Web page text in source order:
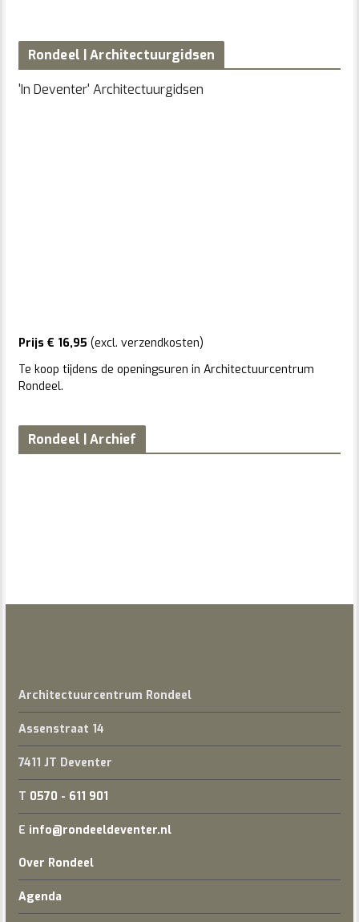
Rondeel | Architectuurgidsen
'In Deventer' Architectuurgidsen
Prijs € 16,95 (excl. verzendkosten)
Te koop tijdens de openingsuren in Architectuurcentrum
Rondeel.
Rondeel | Archief
Architectuurcentrum Rondeel
Assenstraat 14
7411 JT Deventer
T 0570 - 611 901
E info@rondeeldeventer.nl
Over Rondeel
Agenda